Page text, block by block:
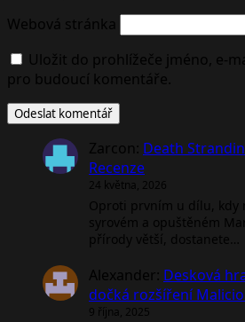
Webová stránka
Uložit do prohlížeče jméno, e-
pro budoucí komentáře.
Zarcon: Death
Recenze
24 května, 2026
Oproti prvním u dílu, kdy
syrovém a opuštěném
přírody větší, dostanete…
Alexander: Desková
dočká rozšíření
9 října, 2025